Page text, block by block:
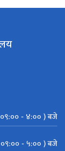
- ४:०० ) बजे
- ५:०० ) बजे